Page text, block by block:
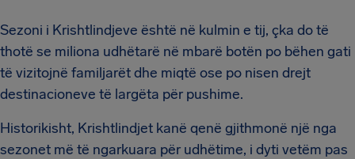
Sezoni i Krishtlindjeve është në kulmin e tij, çka do të
thotë se miliona udhëtarë në mbarë botën po bëhen gati
të vizitojnë familjarët dhe miqtë ose po nisen drejt
destinacioneve të largëta për pushime.
Historikisht, Krishtlindjet kanë qenë gjithmonë një nga
sezonet më të ngarkuara për udhëtime, i dyti vetëm pas